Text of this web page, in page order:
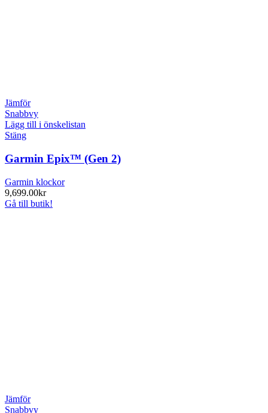
Jämför
Snabbvy
Lägg till i önskelistan
Stäng
Garmin Epix™ (Gen 2)
Garmin klockor
9,699.00kr
Gå till butik!
Jämför
Snabbvy